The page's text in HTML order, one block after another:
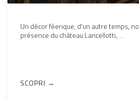
Un décor féerique, d'un autre temps,
présence du château Lancellotti,…
SCOPRI →